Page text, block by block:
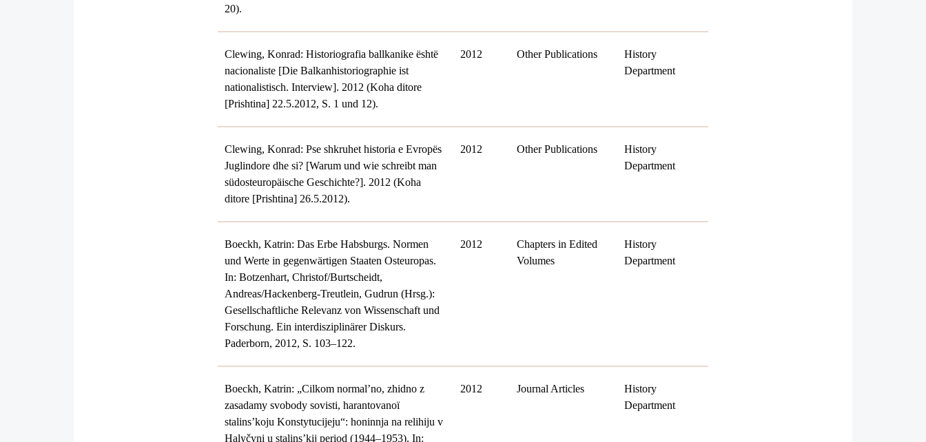
20).
Clewing, Konrad: Historiografia ballkanike është
nacionaliste [Die Balkanhistoriographie ist
nationalistisch. Interview]. 2012 (Koha ditore
[Prishtina] 22.5.2012, S. 1 und 12).
2012 Other Publications
History
Department
Clewing, Konrad: Pse shkruhet historia e Evropës
Juglindore dhe si? [Warum und wie schreibt man
südosteuropäische Geschichte?]. 2012 (Koha
ditore [Prishtina] 26.5.2012).
2012 Other Publications
History
Department
Boeckh, Katrin: Das Erbe Habsburgs. Normen
und Werte in gegenwärtigen Staaten Osteuropas.
In: Botzenhart, Christof/Burtscheidt,
Andreas/Hackenberg-Treutlein, Gudrun (Hrsg.):
Gesellschaftliche Relevanz von Wissenschaft und
Forschung. Ein interdisziplinärer Diskurs.
Paderborn, 2012, S. 103–122.
2012
Chapters in Edited
Volumes
History
Department
Boeckh, Katrin: „Cilkom normal’no, zhidno z
zasadamy svobody sovisti, harantovanoï
stalins’koju Konstytucijeju“: honinnja na relihiju v
Halyčyni u stalins’kij period (1944–1953). In:
2012 Journal Articles
History
Department